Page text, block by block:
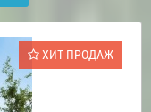
ХИТ ПРОДАЖ